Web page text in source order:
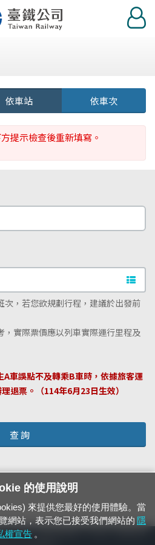
登
入
依車站 依車次
提示檢查後重新填寫。
文字
，若您欲規劃行程，建議於出發前
實際票價應以列車實際運行里程及
車誤點不及轉乘B車時，依據旅客運
退票。（114年6月23日生效）
查 詢
、手機，僅限發現軌道、平交道、橋樑及隧
的使用說明
來提供您最好的使用體驗。當
網站，表示您已接受我們網站的 隱
權宣告 。